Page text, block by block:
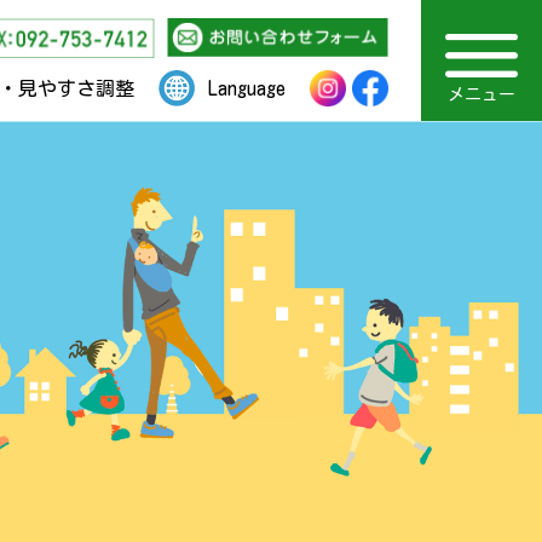
見やすさ調整 Language メニュー
TOPページ
ゆうゆうセンターとは
発達障がいについて
情報提供
展示室のご案内
研修・セミナー
動画を見る
関連リンク
アクセス
お知らせ
採用情報
福岡市社会福祉事業団